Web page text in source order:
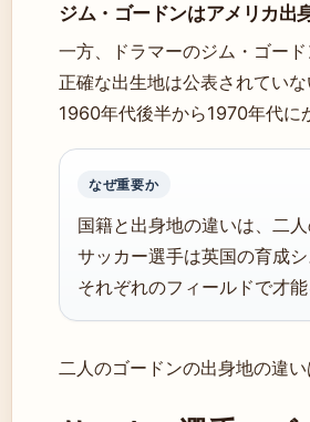
ジム・ゴードンはアメリカ出
一方、ドラマーのジム・ゴー
正確な出生地は公表されてい
1960年代後半から1970年代に
なぜ重要か
国籍と出身地の違いは、二
サッカー選手は英国の育成
それぞれのフィールドで才能
二人のゴードンの出身地の違